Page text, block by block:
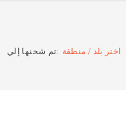
تم شحنها إلي: اختر بلد / منطقة